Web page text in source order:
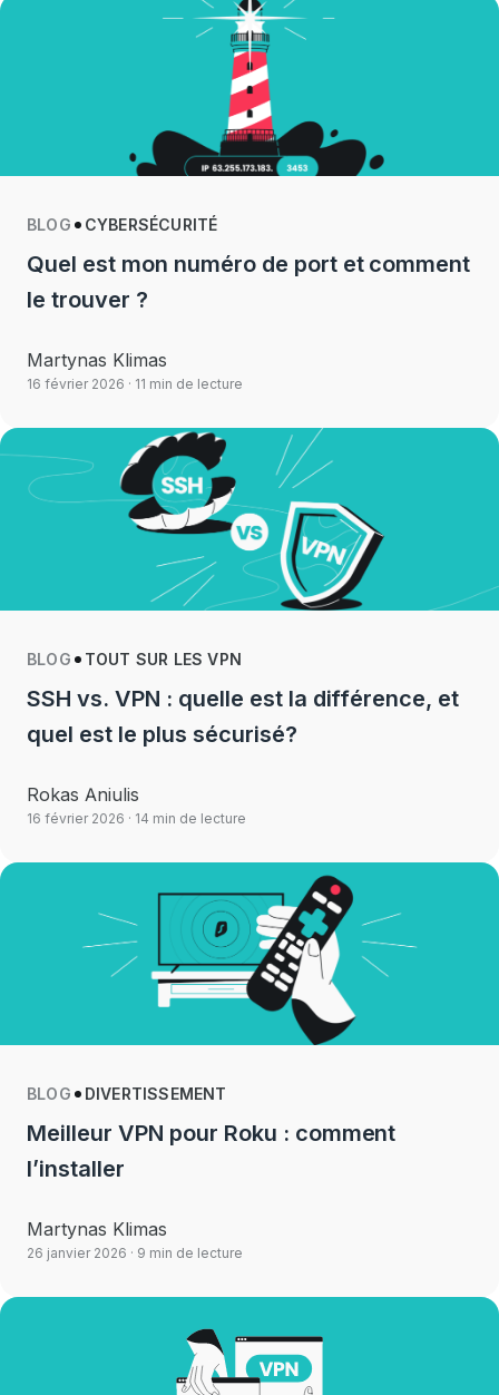
BLOG CYBERSÉCURITÉ
Quel est mon numéro de port et comment
le trouver ?
Martynas Klimas
16 février 2026 · 11 min de lecture
BLOG TOUT SUR LES VPN
SSH vs. VPN : quelle est la différence, et
quel est le plus sécurisé?
Rokas Aniulis
16 février 2026 · 14 min de lecture
BLOG DIVERTISSEMENT
Meilleur VPN pour Roku : comment
l’installer
Martynas Klimas
26 janvier 2026 · 9 min de lecture